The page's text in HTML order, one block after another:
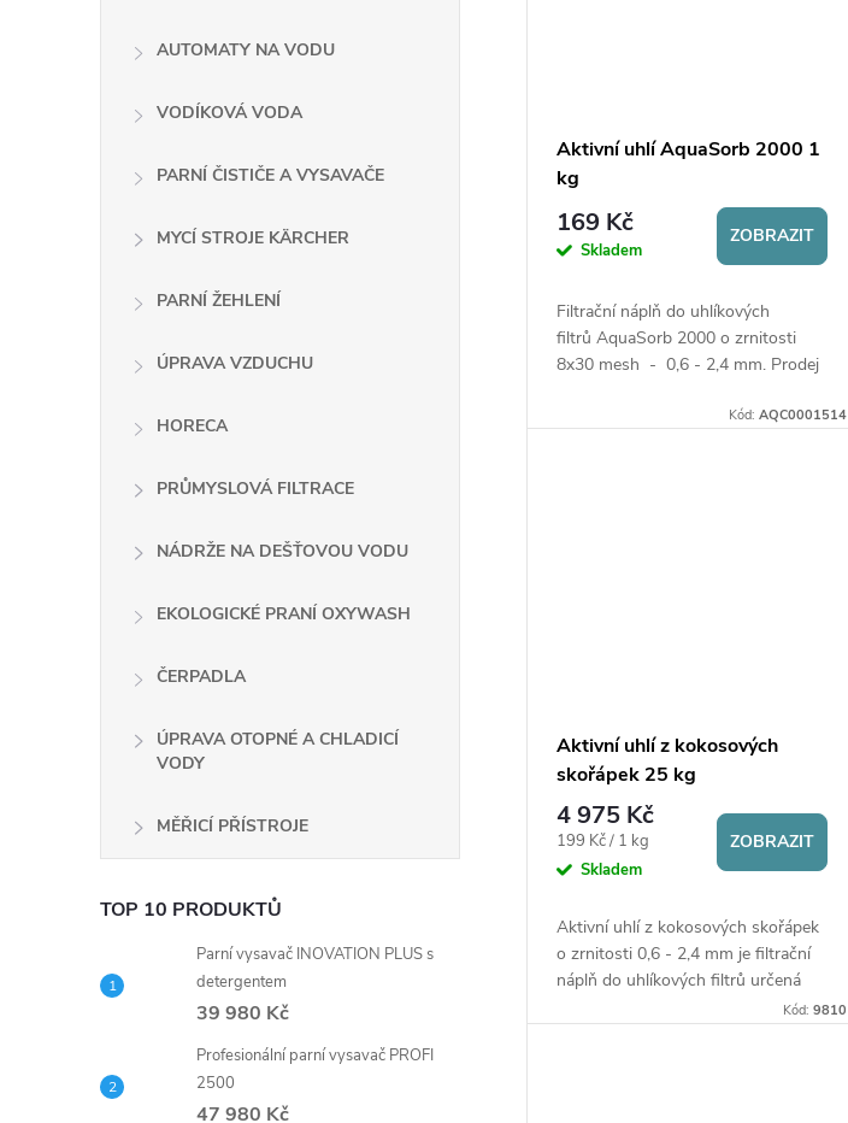
AUTOMATY NA VODU
VODÍKOVÁ VODA
PARNÍ ČISTIČE A VYSAVAČE
MYCÍ STROJE KÄRCHER
PARNÍ ŽEHLENÍ
ÚPRAVA VZDUCHU
HORECA
PRŮMYSLOVÁ FILTRACE
NÁDRŽE NA DEŠŤOVOU VODU
EKOLOGICKÉ PRANÍ OXYWASH
ČERPADLA
ÚPRAVA OTOPNÉ A CHLADICÍ
VODY
MĚŘICÍ PŘÍSTROJE
TOP 10 PRODUKTŮ
Parní vysavač INOVATION PLUS s
detergentem
39 980 Kč
Profesionální parní vysavač PROFI
2500
47 980 Kč
Aktivní uhlí AquaSorb 2000 1
kg
169 Kč
Skladem
ZOBRAZIT
Filtrační náplň do uhlíkových
filtrů AquaSorb 2000 o zrnitosti
8x30 mesh - 0,6 - 2,4 mm. Prodej
Kód:AQC0001514
Aktivní uhlí z kokosových
skořápek 25 kg
4 975 Kč
Měrná
cena:
199 Kč / 1 kg
Skladem
ZOBRAZIT
Aktivní uhlí z kokosových skořápek
o zrnitosti 0,6 - 2,4 mm je filtrační
náplň do uhlíkových filtrů určená
pro úpravu vody pro pitné účely.Kód:9810